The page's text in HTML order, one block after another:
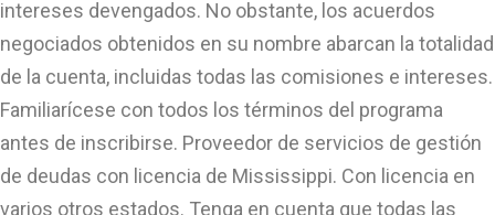
intereses devengados. No obstante, los acuerdos
negociados obtenidos en su nombre abarcan la totalidad
de la cuenta, incluidas todas las comisiones e intereses.
Familiarícese con todos los términos del programa
antes de inscribirse. Proveedor de servicios de gestión
de deudas con licencia de Mississippi. Con licencia en
varios otros estados. Tenga en cuenta que todas las